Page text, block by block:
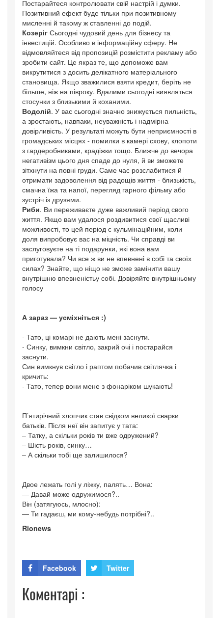
Постарайтеся контролювати свій настрій і думки.
Позитивний ефект буде тільки при позитивному
мисленні й такому ж ставленні до подій.
Козеріг Сьогодні чудовий день для бізнесу та
інвестицій. Особливо в інформаційну сферу. Не
відмовляйтеся від пропозицій розмістити рекламу або
зробити сайт. Це якраз те, що допоможе вам
викрутитися з досить делікатного матеріального
становища. Якщо зважилися взяти кредит, беріть не
більше, ніж на півроку. Вдалими сьогодні виявляться
стосунки з близькими й коханими.
Водолій. У вас сьогодні значно знижується пильність,
а зростають, навпаки, неуважність і надмірна
довірливість. У результаті можуть бути неприємності в
громадських місцях - помилки в камері схову, клопоти
з гардеробниками, крадіжки тощо. Ближче до вечора
негативізм цього дня спаде до нуля, й ви зможете
зітхнути на повні груди. Саме час розслабитися й
отримати задоволення від радощів життя - близькість,
смачна їжа та напої, перегляд гарного фільму або
зустріч із друзями.
Риби. Ви переживаєте дуже важливий період свого
життя. Якщо вам удалося роздивитися свої щасливі
можливості, то цей період є кульмінаційним, коли
доля випробовує вас на міцність. Чи справді ви
заслуговуєте на ті подарунки, які вона вам
приготувала? Чи все ж ви не впевнені в собі та своїх
силах? Знайте, що ніщо не зможе замінити вашу
внутрішню впевненістьу собі. Довіряйте внутрішньому
голосу
А зараз — усміхніться :)
- Тато, ці комарі не дають мені заснути.
- Синку, вимкни світло, закрий очі і постарайся
заснути.
Син вимкнув світло і раптом побачив світлячка і
кричить:
- Тато, тепер вони мене з фонаріком шукають!
П’ятирічний хлопчик став свідком великої сварки
батьків. Після неї він запитує у тата:
– Татку, а скільки років ти вже одружений?
– Шість років, синку…
– А скільки тобі ще залишилося?
Двое лежать голі у ліжку, палять… Вона:
— Давай може одружимося?..
Він (затягуюсь, млосно):
— Ти гадаєш, ми кому-небудь потрібні?..
Rionews
Facebook Twitter
Коментарі :